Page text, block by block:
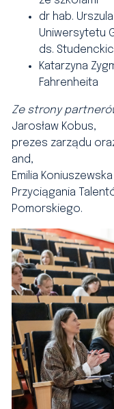
dr hab.
Uniwersytetu
ds.
Katarzyna
Fahrenheita
Ze strony
Jarosław Kobus,
prezes zarządu
and,
Emilia
Przyciągania
Pomorskiego.